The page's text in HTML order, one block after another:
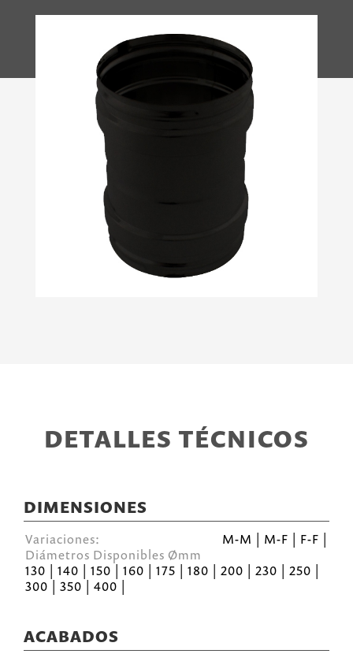
DETALLES TÉCNICOS
DIMENSIONES
Variaciones:
M-M | M-F | F-F |
Diámetros Disponibles Ømm
130 | 140 | 150 | 160 | 175 | 180 | 200 | 230 | 250 |
300 | 350 | 400 |
ACABADOS